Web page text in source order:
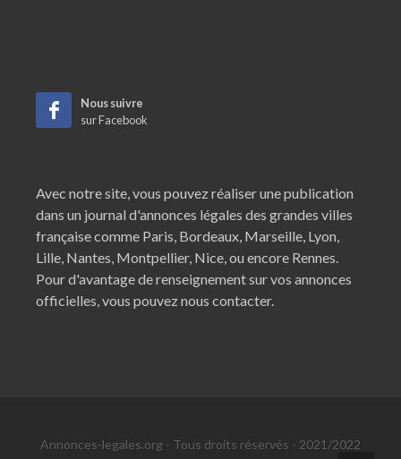
Nous suivre
sur Facebook
Avec notre site, vous pouvez réaliser une publication
dans un journal d'annonces légales des grandes villes
française comme Paris Bordeaux Marseille Lyon
Lille Nantes Montpellier, Nice , ou encore Rennes
Pour d'avantage de renseignement sur vos annonces
officielles, vous pouvez nous contacter.
Annonces-legales.org - Tous droits réservés - 2021/2022